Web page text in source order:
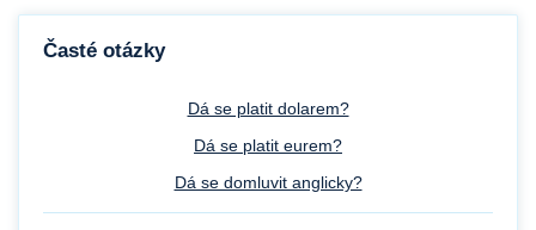
Časté otázky
Dá se platit dolarem?
Dá se platit eurem?
Dá se domluvit anglicky?